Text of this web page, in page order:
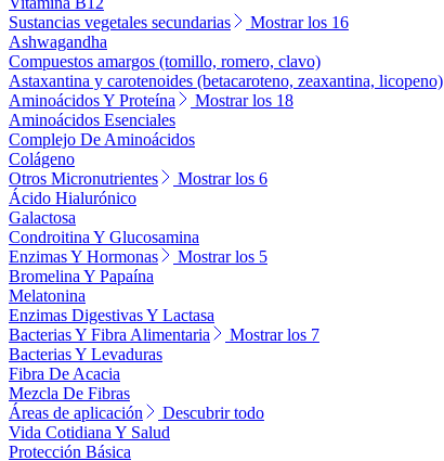
Sustancias vegetales secundarias
Mostrar los 16
Ashwagandha
Compuestos amargos (tomillo, romero, clavo)
Astaxantina y carotenoides (betacaroteno, zeaxantina, licopeno)
Aminoácidos Y Proteína
Mostrar los 18
Aminoácidos Esenciales
Complejo De Aminoácidos
Colágeno
Otros Micronutrientes
Mostrar los 6
Ácido Hialurónico
Galactosa
Condroitina Y Glucosamina
Enzimas Y Hormonas
Mostrar los 5
Bromelina Y Papaína
Melatonina
Enzimas Digestivas Y Lactasa
Bacterias Y Fibra Alimentaria
Mostrar los 7
Bacterias Y Levaduras
Fibra De Acacia
Mezcla De Fibras
Áreas de aplicación
Descubrir todo
Vida Cotidiana Y Salud
Protección Básica